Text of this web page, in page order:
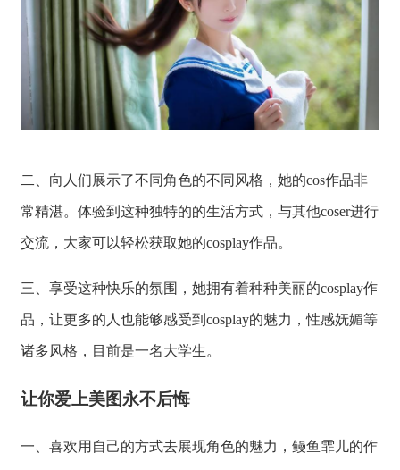
二、向人们展示了不同角色的不同风格，她的cos作品非
常精湛。体验到这种独特的的生活方式，与其他coser进行
交流，大家可以轻松获取她的cosplay作品。
三、享受这种快乐的氛围，她拥有着种种美丽的cosplay作
品，让更多的人也能够感受到cosplay的魅力，性感妩媚等
诸多风格，目前是一名大学生。
让你爱上美图永不后悔
一、喜欢用自己的方式去展现角色的魅力，鳗鱼霏儿的作